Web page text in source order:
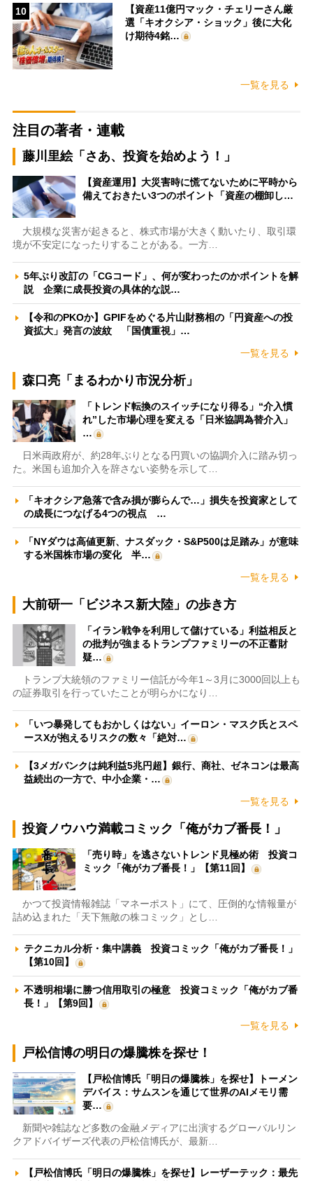
10
【資産11億円マック・チェリーさん厳
選「キオクシア・ショック」後に大化
け期待4銘…
一覧を見る
注目の著者・連載
藤川里絵「さあ、投資を始めよう！」
【資産運用】大災害時に慌てないために平時から
備えておきたい3つのポイント「資産の棚卸し…
大規模な災害が起きると、株式市場が大きく動いたり、取引環
境が不安定になったりすることがある。一方…
5年ぶり改訂の「CGコード」、何が変わったのかポイントを解
説 企業に成長投資の具体的な説…
【令和のPKOか】GPIFをめぐる片山財務相の「円資産への投
資拡大」発言の波紋 「国債重視」…
一覧を見る
森口亮「まるわかり市況分析」
「トレンド転換のスイッチになり得る」“介入慣
れ”した市場心理を変える「日米協調為替介入」
…
日米両政府が、約28年ぶりとなる円買いの協調介入に踏み切っ
た。米国も追加介入を辞さない姿勢を示して…
「キオクシア急落で含み損が膨らんで…」損失を投資家として
の成長につなげる4つの視点 …
「NYダウは高値更新、ナスダック・S&P500は足踏み」が意味
する米国株市場の変化 半…
一覧を見る
大前研一「ビジネス新大陸」の歩き方
「イラン戦争を利用して儲けている」利益相反と
の批判が強まるトランプファミリーの不正蓄財
疑…
トランプ大統領のファミリー信託が今年1～3月に3000回以上も
の証券取引を行っていたことが明らかになり…
「いつ暴発してもおかしくはない」イーロン・マスク氏とスペ
ースXが抱えるリスクの数々「絶対…
【3メガバンクは純利益5兆円超】銀行、商社、ゼネコンは最高
益続出の一方で、中小企業・…
一覧を見る
投資ノウハウ満載コミック「俺がカブ番長！」
「売り時」を逃さないトレンド見極め術 投資コ
ミック「俺がカブ番長！」【第11回】
かつて投資情報雑誌「マネーポスト」にて、圧倒的な情報量が
詰め込まれた「天下無敵の株コミック」とし…
テクニカル分析・集中講義 投資コミック「俺がカブ番長！」
【第10回】
不透明相場に勝つ信用取引の極意 投資コミック「俺がカブ番
長！」【第9回】
一覧を見る
戸松信博の明日の爆騰株を探せ！
【戸松信博氏「明日の爆騰株」を探せ】トーメン
デバイス：サムスンを通じて世界のAIメモリ需
要…
新聞や雑誌など多数の金融メディアに出演するグローバルリン
クアドバイザーズ代表の戸松信博氏が、最新…
【戸松信博氏「明日の爆騰株」を探せ】レーザーテック：最先